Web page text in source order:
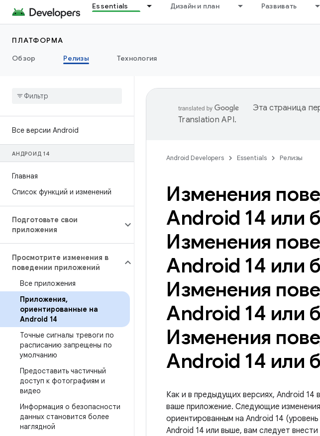
Essentials Дизайн и план Развивать
ПЛАТФОРМА
Обзор
Релизы Технология
Все версии Android
АНДРОИД 14
Главная
Список функций и изменений
Подготовьте свои
приложения
Просмотрите изменения в
поведении приложений
Все приложения
Приложения,
ориентированные на
Android 14
Точные сигналы тревоги по
расписанию запрещены по
умолчанию
Предоставить частичный
доступ к фотографиям и
видео
Информация о безопасности
данных становится более
наглядной
Эта страница
Translation API.
Android Developers Essentials Релизы
Изменения
Android 14 или
Изменения
Android 14 или
Изменения
Android 14 или
Изменения
Android 14 или
Как и в предыдущих версиях, Android 14
ваше приложение. Следующие
ориентированным на Android 14
Android 14 или выше, вам следует